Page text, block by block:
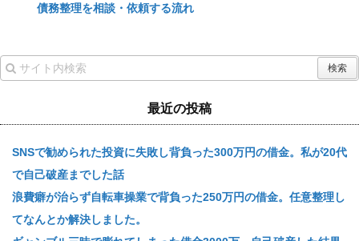
債務整理を相談・依頼する流れ
最近の投稿
SNSで勧められた投資に失敗し背負った300万円の借金。私が20代
で自己破産までした話
浪費癖が治らず自転車操業で背負った250万円の借金。任意整理し
てなんとか解決しました。